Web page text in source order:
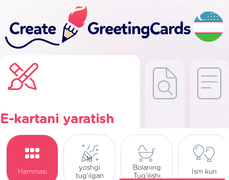
E-kartani yaratish
Hammasi
18
yoshgi
tug'ilgan
Bolaning
Tug'ilishi
Ism kun